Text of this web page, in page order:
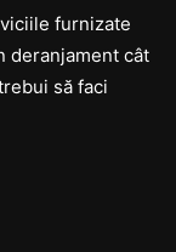
furnizate
deranjament cât
să faci